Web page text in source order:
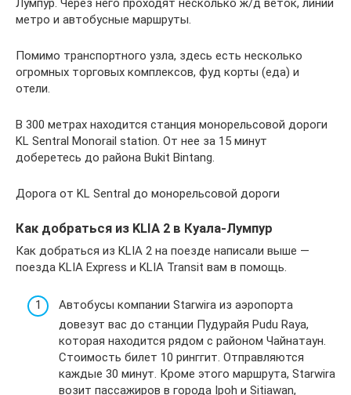
Лумпур. Через него проходят несколько ж/д веток, линии
метро и автобусные маршруты.
Помимо транспортного узла, здесь есть несколько
огромных торговых комплексов, фуд корты (еда) и
отели.
В 300 метрах находится станция монорельсовой дороги
KL Sentral Monorail station. От нее за 15 минут
доберетесь до района Bukit Bintang.
Дорога от KL Sentral до монорельсовой дороги
Как добраться из KLIA 2 в Куала-Лумпур
Как добраться из KLIA 2 на поезде написали выше —
поезда KLIA Express и KLIA Transit вам в помощь.
Автобусы компании Starwira из аэропорта
довезут вас до станции Пудурайя Pudu Raya,
которая находится рядом с районом Чайнатаун.
Стоимость билет 10 ринггит. Отправляются
каждые 30 минут. Кроме этого маршрута, Starwira
возит пассажиров в города Ipoh и Sitiawan,